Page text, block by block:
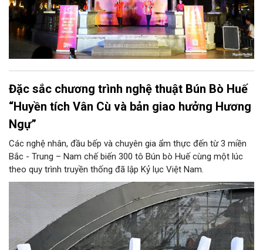
Đặc sắc chương trình nghệ thuật Bún Bò Huế
“Huyền tích Vân Cù và bản giao hưởng Hương
Ngự”
Các nghệ nhân, đầu bếp và chuyên gia ẩm thực đến từ 3 miền
Bắc - Trung – Nam chế biến 300 tô Bún bò Huế cùng một lúc
theo quy trình truyền thống đã lập Kỷ lục Việt Nam.